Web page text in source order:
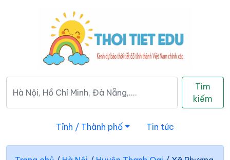
Tìm
kiếm
Tỉnh / Thành phố Tin tức